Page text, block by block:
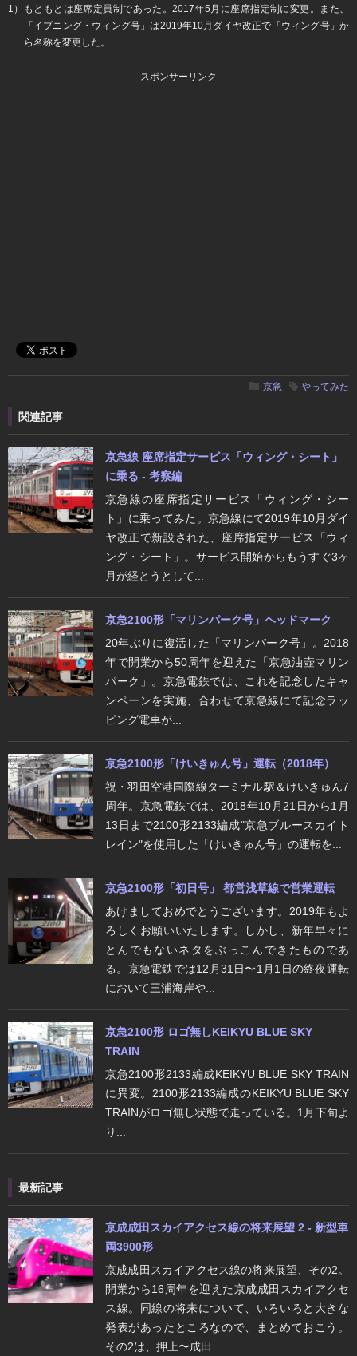
1）もともとは座席定員制であった。2017年5月に座席指定制に変更。また、
「イブニング・ウィング号」は2019年10月ダイヤ改正で「ウィング号」か
ら名称を変更した。
スポンサーリンク
京急 やってみた
関連記事
京急線 座席指定サービス「ウィング・シート」
に乗る - 考察編
京急線の座席指定サービス「ウィング・シー
ト」に乗ってみた。京急線にて2019年10月ダイ
ヤ改正で新設された、座席指定サービス「ウィ
ング・シート」。サービス開始からもうすぐ3ヶ
月が経とうとして...
京急2100形「マリンパーク号」ヘッドマーク
20年ぶりに復活した「マリンパーク号」。​2018
年で開業から50周年を迎えた「京急油壺マリン
パーク」。京急電鉄では、これを記念したキャ
ンペーンを実施、合わせて京急線にて記念ラッ
ピング電車が...
京急2100形「けいきゅん号」運転（2018年）
祝・羽田空港国際線ターミナル駅＆けいきゅん7
周年。京急電鉄では、2018年10月21日から1月
13日まで2100形2133編成"京急ブルースカイト
レイン"を使用した「けいきゅん号」の運転を...
京急2100形「初日号」 都営浅草線で営業運転
あけましておめでとうございます。2019年もよ
ろしくお願いいたします。しかし、新年早々に
とんでもないネタをぶっこんできたものであ
る。京急電鉄では12月31日〜1月1日の終夜運転
において三浦海岸や...
京急2100形 ロゴ無しKEIKYU BLUE SKY
TRAIN
京急2100形2133編成KEIKYU BLUE SKY TRAIN
に異変。2100形2133編成のKEIKYU BLUE SKY
TRAINがロゴ無し状態で走っている。1月下旬よ
り...
最新記事
京成成田スカイアクセス線の将来展望 2 - 新型車
両3900形
京成成田スカイアクセス線の将来展望、その2。
開業から16周年を迎えた京成成田スカイアクセ
ス線。同線の将来について、いろいろと大きな
発表があったところなので、まとめておこう。
その2は、押上〜成田...